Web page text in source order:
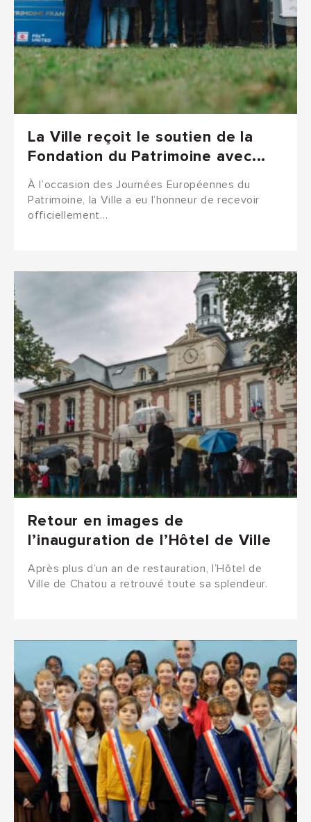
La Ville reçoit le soutien de la
Fondation du Patrimoine avec...
À l’occasion des Journées Européennes du
Patrimoine, la Ville a eu l’honneur de recevoir
officiellement…
Retour en images de
l’inauguration de l’Hôtel de Ville
Après plus d’un an de restauration, l’Hôtel de
Ville de Chatou a retrouvé toute sa splendeur.